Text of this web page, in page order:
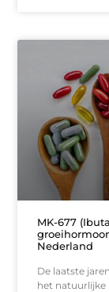
MK-677
Nederland
De laatste
het natuurlijke